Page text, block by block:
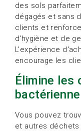
des sols
dégagés et sans
clients et
d'hygiène et de
L'expérience
encourage les
Élimine les
bactérienne
Vous pouvez
et autres